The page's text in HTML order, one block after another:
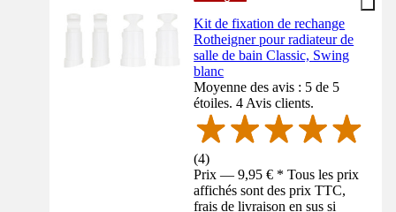
Kit de fixation de rechange
Rotheigner pour radiateur de
salle de bain Classic, Swing
blanc
Moyenne des avis : 5 de 5
étoiles. 4 Avis clients.
(4)
Prix — 9,95 € * Tous les prix
affichés sont des prix TTC,
frais de livraison en sus si